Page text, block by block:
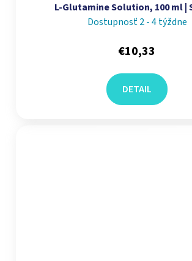
L-Glutamine Solution, 100 ml |
Dostupnosť 2 - 4 týždne
€10,33
DETAIL